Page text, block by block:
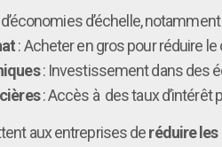
d’échelle, notamment
: Acheter en gros pour réduire
: Investissement dans des
: Accès à des taux d’intérêt
aux entreprises deréduire